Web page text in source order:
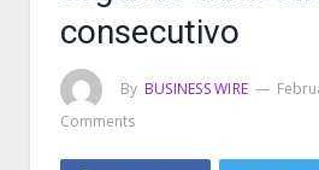
consecutivo
By BUSINESS WIRE
Comments